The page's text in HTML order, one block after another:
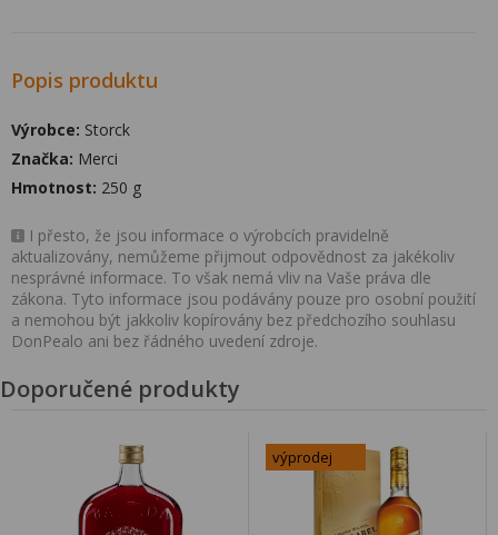
Popis produktu
Výrobce: Storck
Značka: Merci
Hmotnost: 250 g
I přesto, že jsou informace o výrobcích pravidelně
aktualizovány, nemůžeme přijmout odpovědnost za jakékoliv
nesprávné informace. To však nemá vliv na Vaše práva dle
zákona. Tyto informace jsou podávány pouze pro osobní použití
a nemohou být jakkoliv kopírovány bez předchozího souhlasu
DonPealo ani bez řádného uvedení zdroje.
Doporučené produkty
výprodej